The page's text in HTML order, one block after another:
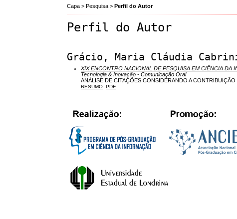
Capa >Pesquisa >Perfil do Autor
Perfil do Autor
Grácio, Maria Cláudia
XIX ENCONTRO NACIONAL DE PESQUISA EM CIÊNCIA DA
Tecnologia & Inovação - Comunicação Oral
ANÁLISE DE CITAÇÕES CONSIDERANDO A
RESUMO PDF